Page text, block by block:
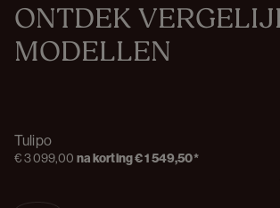
ONTDEK
MODELLEN
Tulipo
€ 3 099,00 na korting€ 1 549,50*